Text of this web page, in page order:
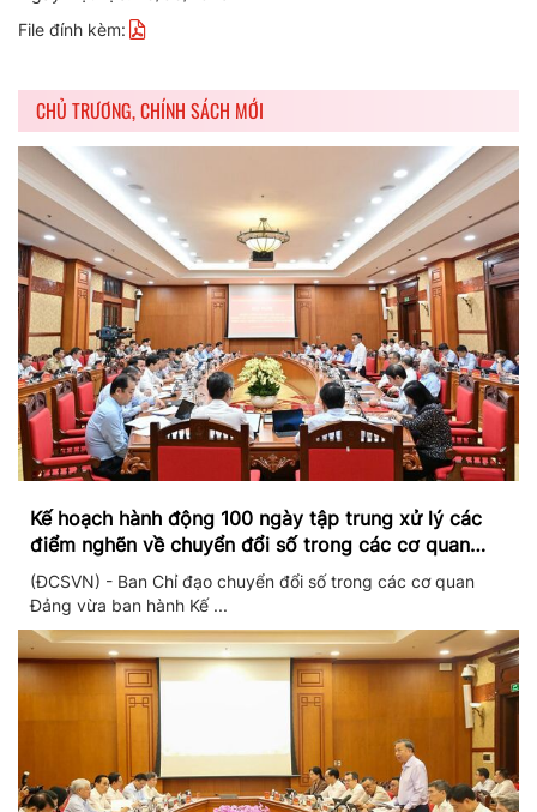
File đính kèm:
CHỦ TRƯƠNG, CHÍNH SÁCH MỚI
Kế hoạch hành động 100 ngày tập trung xử lý các
điểm nghẽn về chuyển đổi số trong các cơ quan
Đảng
(ĐCSVN) - Ban Chỉ đạo chuyển đổi số trong các cơ quan
Đảng vừa ban hành Kế ...